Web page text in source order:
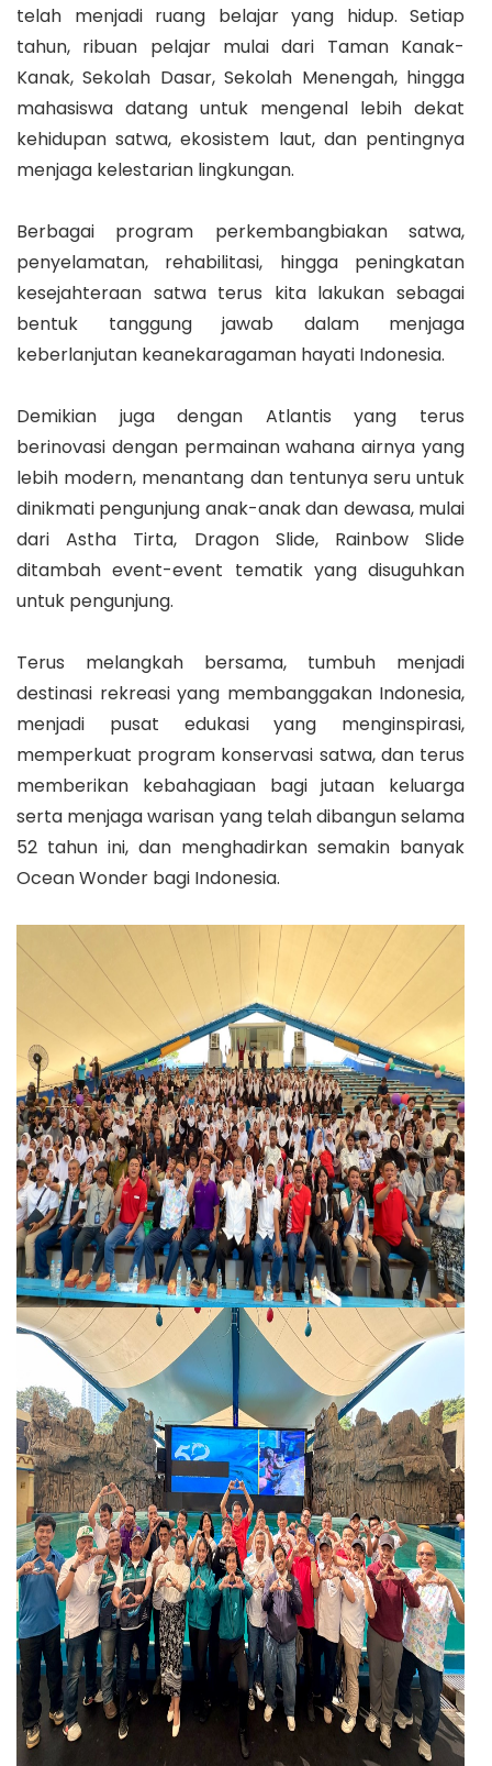
telah menjadi ruang belajar yang hidup. Setiap
tahun, ribuan pelajar mulai dari Taman Kanak-
Kanak, Sekolah Dasar, Sekolah Menengah, hingga
mahasiswa datang untuk mengenal lebih dekat
kehidupan satwa, ekosistem laut, dan pentingnya
menjaga kelestarian lingkungan.
Berbagai program perkembangbiakan satwa,
penyelamatan, rehabilitasi, hingga peningkatan
kesejahteraan satwa terus kita lakukan sebagai
bentuk tanggung jawab dalam menjaga
keberlanjutan keanekaragaman hayati Indonesia.
Demikian juga dengan Atlantis yang terus
berinovasi dengan permainan wahana airnya yang
lebih modern, menantang dan tentunya seru untuk
dinikmati pengunjung anak-anak dan dewasa, mulai
dari Astha Tirta, Dragon Slide, Rainbow Slide
ditambah event-event tematik yang disuguhkan
untuk pengunjung.
Terus melangkah bersama, tumbuh menjadi
destinasi rekreasi yang membanggakan Indonesia,
menjadi pusat edukasi yang menginspirasi,
memperkuat program konservasi satwa, dan terus
memberikan kebahagiaan bagi jutaan keluarga
serta menjaga warisan yang telah dibangun selama
52 tahun ini, dan menghadirkan semakin banyak
Ocean Wonder bagi Indonesia.